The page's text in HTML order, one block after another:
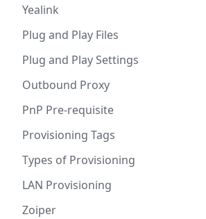
Yealink
Plug and Play Files
Plug and Play Settings
Outbound Proxy
PnP Pre-requisite
Provisioning Tags
Types of Provisioning
LAN Provisioning
Zoiper